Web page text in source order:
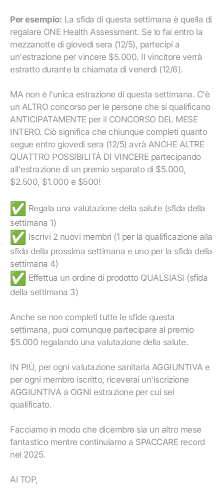
Per esempio: La sfida di questa settimana è quella di
regalare ONE Health Assessment. Se lo fai entro la
mezzanotte di giovedì sera (12/5), partecipi a
un'estrazione per vincere $5.000. Il vincitore verrà
estratto durante la chiamata di venerdì (12/6).
MA non è l'unica estrazione di questa settimana. C'è
un ALTRO concorso per le persone che si qualificano
ANTICIPATAMENTE per il CONCORSO DEL MESE
INTERO. Ciò significa che chiunque completi quanto
segue entro giovedì sera (12/5) avrà ANCHE ALTRE
QUATTRO POSSIBILITÀ DI VINCERE partecipando
all'estrazione di un premio separato di $5.000,
$2.500, $1.000 e $500!
Regala una valutazione della salute (sfida della
settimana 1)
Iscrivi 2 nuovi membri (1 per la qualificazione alla
sfida della prossima settimana e uno per la sfida della
settimana 4)
Effettua un ordine di prodotto QUALSIASI (sfida
della settimana 3)
Anche se non completi tutte le sfide questa
settimana, puoi comunque partecipare al premio
$5.000 regalando una valutazione della salute.
IN PIÙ, per ogni valutazione sanitaria AGGIUNTIVA e
per ogni membro iscritto, riceverai un'iscrizione
AGGIUNTIVA a OGNI estrazione per cui sei
qualificato.
Facciamo in modo che dicembre sia un altro mese
fantastico mentre continuiamo a SPACCARE record
nel 2025.
Al TOP,